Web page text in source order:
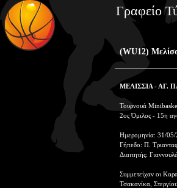
Γραφείο
(WU12)
ΜΕΛΙΣΣΙΑ - ΑΓ.
Τουρνουά
2ος Όμιλος - 15η
Ημερομηνία: 31/
Γήπεδο: Π.
Διαιτητής:
Συμμετείχαν οι
Τσακανίκα,